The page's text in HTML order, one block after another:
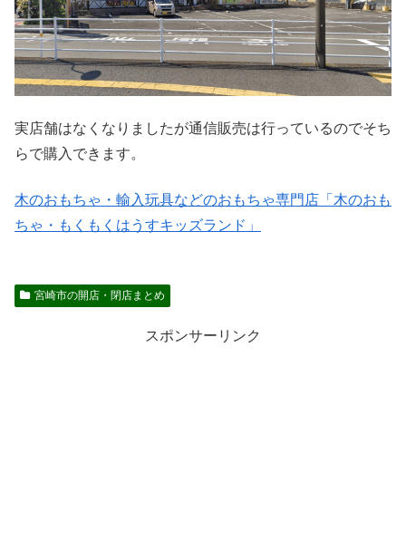
実店舗はなくなりましたが通信販売は行っているのでそち
らで購入できます。
木のおもちゃ・輸入玩具などのおもちゃ専門店「木のおも
ちゃ・もくもくはうすキッズランド」
宮崎市の開店・閉店まとめ
スポンサーリンク